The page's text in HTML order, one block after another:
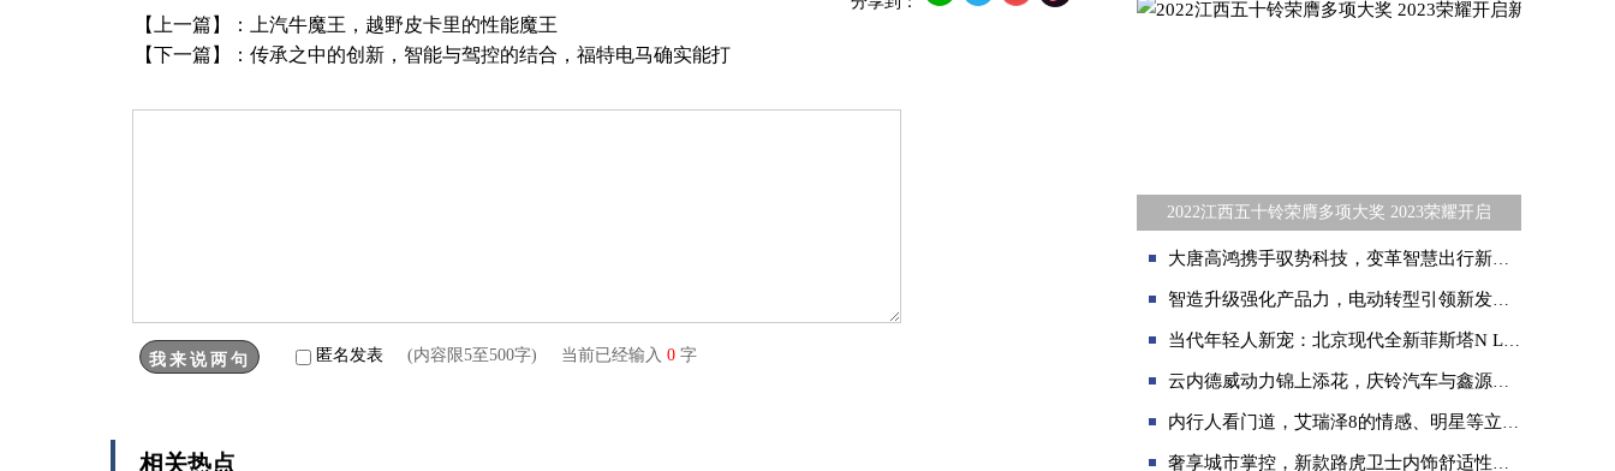
【上一篇】：
上汽牛魔王，越野皮卡里的性能魔王
【下一篇】： 传承之中的创新，智能与驾控的结合，福特电马确实能打
匿名发表 (内容限5至500字) 当前已经输入 0 字
相关热点
2022江西五十铃荣膺多项大奖 2023荣耀开启
大唐高鸿携手驭势科技，变革智慧出行新方式
智造升级强化产品力，电动转型引领新发展 ——福建奔驰新能源商务车平台项目正式开工建设
当代年轻人新宠：北京现代全新菲斯塔N Line
云内德威动力锦上添花，庆铃汽车与鑫源集团携手迈向新征程
内行人看门道，艾瑞泽8的情感、明星等立体化营销值得推敲
奢享城市掌控，新款路虎卫士内饰舒适性引领潮流